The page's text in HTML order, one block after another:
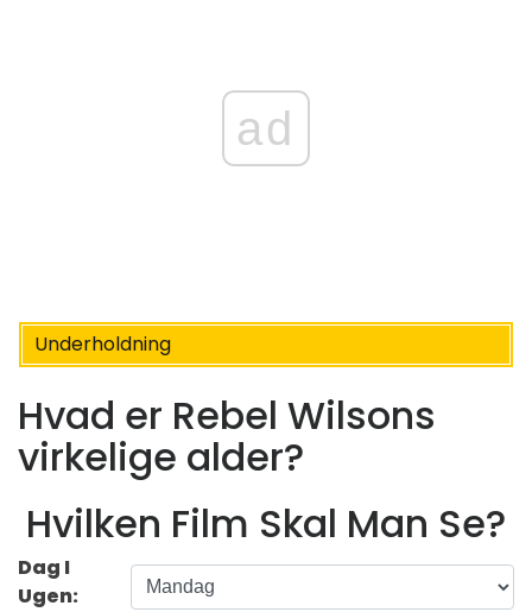
ad
Underholdning
Hvad er Rebel Wilsons
virkelige alder?
Hvilken Film Skal Man Se?
Dag I
Ugen: